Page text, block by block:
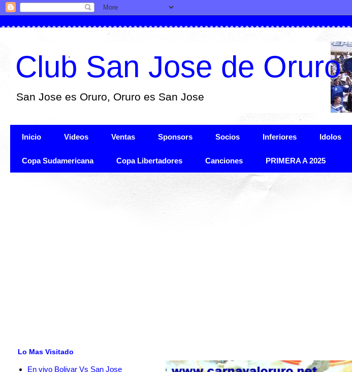
Club San Jose de Oruro
San Jose es Oruro, Oruro es San Jose
Inicio Videos Ventas Sponsors Socios Inferiores Idolos
Copa Sudamericana Copa Libertadores Canciones PRIMERA A 2025
Lo Mas Visitado
En vivo Bolivar Vs San Jose